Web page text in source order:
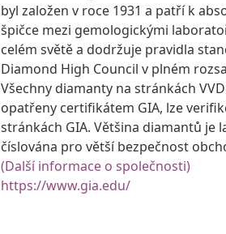
byl založen v roce 1931 a patří k
špičce mezi gemologickými
celém světě a dodržuje pravidla
Diamond High Council v plném
Všechny diamanty na stránkách
opatřeny certifikátem GIA, lze
stránkách GIA. Většina diamantů je
číslována pro větší bezpečnost
(Další informace o společnosti)
https://www.gia.edu/